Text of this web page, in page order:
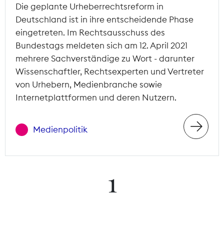
Die geplante Urheberrechtsreform in
Deutschland ist in ihre entscheidende Phase
eingetreten. Im Rechtsausschuss des
Bundestags meldeten sich am 12. April 2021
mehrere Sachverständige zu Wort - darunter
Wissenschaftler, Rechtsexperten und Vertreter
von Urhebern, Medienbranche sowie
Internetplattformen und deren Nutzern.
Medienpolitik
1